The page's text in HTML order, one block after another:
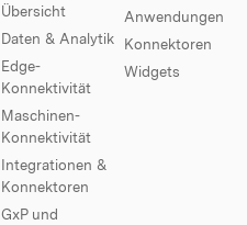
Übersicht
Daten & Analytik
Edge-
Konnektivität
Maschinen-
Konnektivität
Integrationen &
Konnektoren
GxP und
Anwendungen
Konnektoren
Widgets